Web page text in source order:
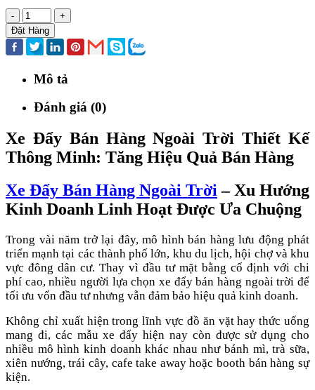
-
+
Đặt Hàng
Mô tả
Đánh giá (0)
Xe Đẩy Bán Hàng Ngoài Trời Thiết Kế
Thông Minh: Tăng Hiệu Quả Bán Hàng
Xe Đẩy Bán Hàng Ngoài Trời – Xu Hướng
Kinh Doanh Linh Hoạt Được Ưa Chuộng
Trong vài năm trở lại đây, mô hình bán hàng lưu động phát
triển mạnh tại các thành phố lớn, khu du lịch, hội chợ và khu
vực đông dân cư. Thay vì đầu tư mặt bằng cố định với chi
phí cao, nhiều người lựa chọn xe đẩy bán hàng ngoài trời để
tối ưu vốn đầu tư nhưng vẫn đảm bảo hiệu quả kinh doanh.
Không chỉ xuất hiện trong lĩnh vực đồ ăn vặt hay thức uống
mang đi, các mẫu xe đẩy hiện nay còn được sử dụng cho
nhiều mô hình kinh doanh khác nhau như bánh mì, trà sữa,
xiên nướng, trái cây, cafe take away hoặc booth bán hàng sự
kiện.